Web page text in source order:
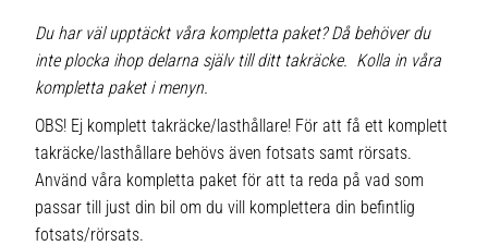
Du har väl upptäckt våra kompletta paket? Då behöver du
inte plocka ihop delarna själv till ditt takräcke. Kolla in våra
kompletta paket i menyn.
OBS! Ej komplett takräcke/lasthållare! För att få ett komplett
takräcke/lasthållare behövs även fotsats samt rörsats.
Använd våra kompletta paket för att ta reda på vad som
passar till just din bil om du vill komplettera din befintlig
fotsats/rörsats.